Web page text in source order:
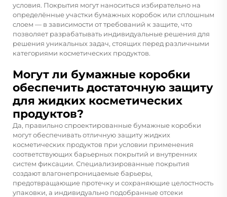
условия. Покрытия могут наноситься избирательно на
определённые участки бумажных коробок или сплошным
слоем — в зависимости от требований к защите, что
позволяет разрабатывать индивидуальные решения для
решения уникальных задач, стоящих перед различными
категориями косметических продуктов.
Могут ли бумажные коробки
обеспечить достаточную защиту
для жидких косметических
продуктов?
Да, правильно спроектированные бумажные коробки
могут обеспечивать отличную защиту жидких
косметических продуктов при условии применения
соответствующих барьерных покрытий и внутренних
систем фиксации. Специализированные покрытия
создают влагонепроницаемые барьеры,
предотвращающие протечку и сохраняющие целостность
упаковки, а индивидуально подобранные отсеки